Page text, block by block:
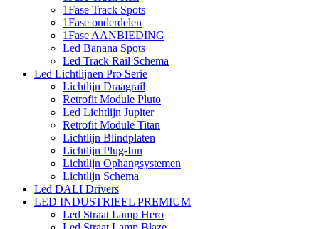
1Fase Track Spots
1Fase onderdelen
1Fase AANBIEDING
Led Banana Spots
Led Track Rail Schema
Led Lichtlijnen Pro Serie
Lichtlijn Draagrail
Retrofit Module Pluto
Led Lichtlijn Jupiter
Retrofit Module Titan
Lichtlijn Blindplaten
Lichtlijn Plug-Inn
Lichtlijn Ophangsystemen
Lichtlijn Schema
Led DALI Drivers
LED INDUSTRIEEL PREMIUM
Led Straat Lamp Hero